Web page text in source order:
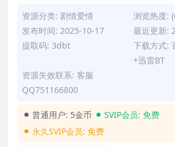
资源分类: 剧情爱情
浏览热度:
发布时间: 2025-10-17
最近更新:
提取码: 3dbt
下载方式:
+迅雷BT
资源失效联系: 客服
QQ751166800
普通用户: 5金币 SVIP会员: 免费
永久SVIP会员: 免费